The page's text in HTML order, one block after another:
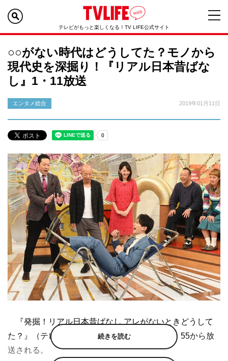
テレビがもっと楽しくなる！TV LIFE公式サイト
○○がない時代はどうしてた？モノから
現代史を深掘り！『リアル日本昔ばな
し』1・11放送
エンタメ総合 2019年01月11日
『発掘！リアル日本昔ばなし アレがないときどうして
た？』（テレビ東京系）が1月11日（金）後6・55から放
送される。
続きを読む